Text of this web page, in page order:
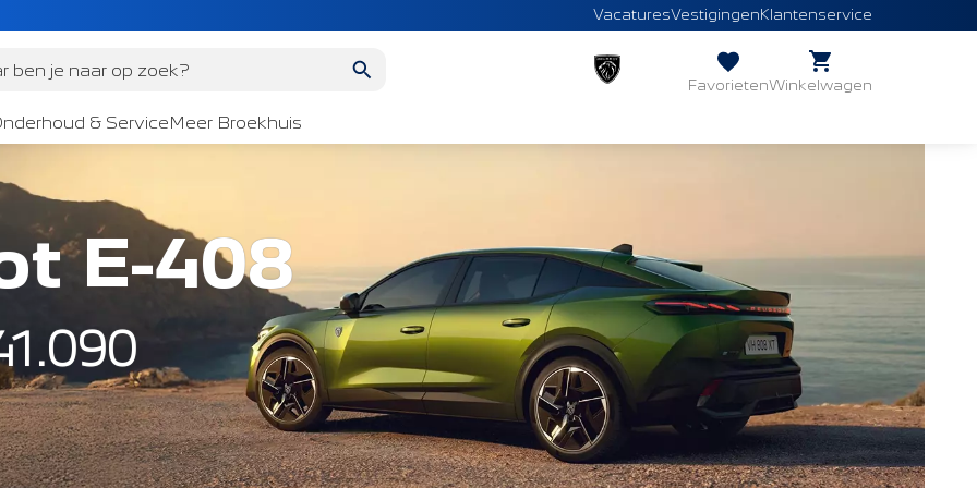
VacaturesVestigingenKlantenservice
ben je naar op zoek?
FavorietenWinkelwagen
& ServiceMeer Broekhuis
E-408